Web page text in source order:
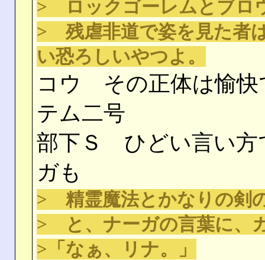
> ロックゴーレムとブロ
> 残虐非道で姿を見た者
い恐ろしいやつよ。
コウ その正体は愉快
テム二号
部下Ｓ ひどい言い
ガも
> 精霊魔法とかなりの剣
> と、ナーガの言葉に、
>「なぁ、リナ。」